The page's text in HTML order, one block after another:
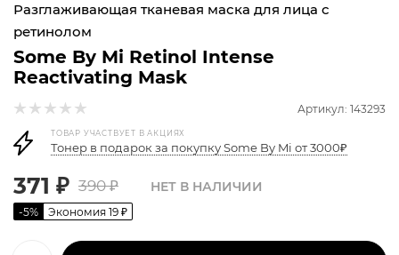
Разглаживающая тканевая маска для лица с
ретинолом
Some By Mi Retinol Intense
Reactivating Mask
Артикул: 143293
ТОВАР УЧАСТВУЕТ В АКЦИЯХ
Тонер в подарок за покупку Some By Mi от 3000₽
371 ₽ 390₽
-5% Экономия 19 ₽
НЕТ В НАЛИЧИИ